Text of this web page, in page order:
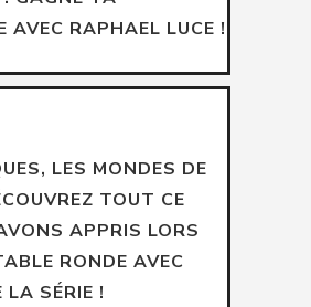
AVEC RAPHAEL LUCE !
LES MONDES DE
TOUT CE
APPRIS LORS
RONDE AVEC
LA SÉRIE !